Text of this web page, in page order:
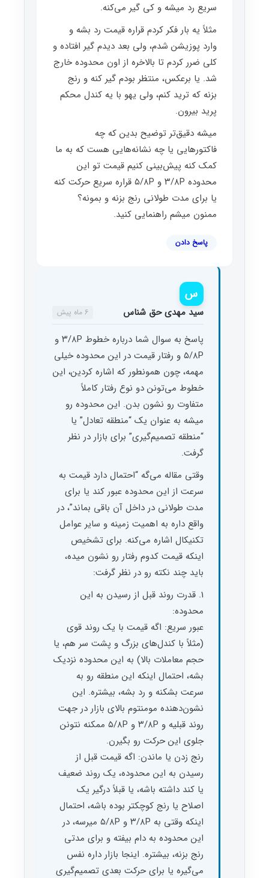
سریع رد میشه و کی گیر می‌کنه.
مثلاً یه بار فکر کردم قراره قیمت رد بشه و
وارد پوزیشن شدم، ولی بعد دیدم گیر افتاده و
کلی ضرر کردم تا بالاخره از اون محدوده خارج
شد. یا برعکس، منتظر بودم گیر کنه و رنج
بزنه که ترید کنم، ولی یهو با یه کندل محکم
پرید بیرون.
میشه دقیق‌تر توضیح بدین که چه
فاکتورهایی یا چه نشانه‌هایی هست که به ما
کمک کنه پیش‌بینی کنیم قیمت تو این
محدوده ۳/۸P و ۵/۸P قراره سریع حرکت کنه
یا برای مدت طولانی رنج بزنه و بمونه؟
ممنون میشم راهنمایی کنید.
پاسخ دادن
س
سید مهدی حق شناس 6 ماه پیش
پاسخ به سوال شما درباره خطوط ۳/۸P و
۵/۸P و رفتار قیمت در این محدوده خیلی
مهمه، چون همونطور که اشاره کردین، این
خطوط می‌تونن دو نوع رفتار کاملاً
متفاوت رو نشون بدن. این محدوده رو
میشه به عنوان یک “منطقه تعادل” یا
“منطقه تصمیم‌گیری” برای بازار در نظر
گرفت.
وقتی مقاله می‌گه “احتمال دارد قیمت به
سرعت از این محدوده عبور کند یا برای
مدت طولانی در داخل آن باقی بماند”، در
واقع داره به اهمیت زمینه و سایر عوامل
تکنیکال اشاره می‌کنه. برای تشخیص
اینکه قیمت کدوم رفتار رو نشون میده،
باید چند نکته رو در نظر گرفت:
1. قدرت روند قبل از رسیدن به این
محدوده:
عبور سریع: اگه قیمت با یک روند قوی
(مثلاً با کندل‌های بزرگ و پشت سر هم، یا
حجم معاملات بالا) به این محدوده نزدیک
بشه، احتمال اینکه این منطقه رو به
سرعت بشکنه و رد بشه، بیشتره. این
نشون‌دهنده مومنتوم بالای بازار در جهت
روند قبلیه و ۳/۸P و ۵/۸P ممکنه نتونن
جلوی این حرکت رو بگیرن.
رنج زدن یا ماندن: اگه قیمت قبل از
رسیدن به این محدوده، یک روند ضعیف
یا کند داشته باشه، یا قبلاً درگیر یک
اصلاح یا رنج کوچکتر بوده باشه، احتمال
اینکه وقتی به ۳/۸P و ۵/۸P میرسه، در
این محدوده به دام بیفته و برای مدتی
رنج بزنه، بیشتره. اینجا بازار داره نفس
می‌گیره یا برای حرکت بعدی تصمیم‌گیری